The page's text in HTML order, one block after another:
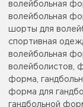
волейбольная
волейбольная
шорты для
спортивная
волейбольная
волейболистов,
форма,
форма для
гандбольной